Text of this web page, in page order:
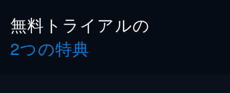
無料トライアルの
2つの特典